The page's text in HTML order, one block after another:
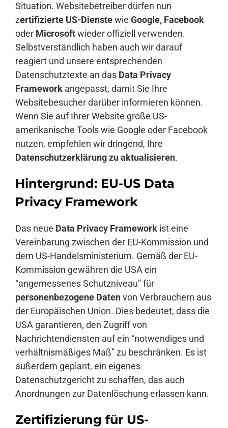
Situation. Websitebetreiber dürfen nun
zertifizierte US-Dienstewie Google, Facebook
oder Microsoftwieder offiziell verwenden.
Selbstverständlich haben auch wir darauf
reagiert und unsere entsprechenden
Datenschutztexte an das Data Privacy
Framework angepasst, damit Sie Ihre
Websitebesucher darüber informieren können.
Wenn Sie auf Ihrer Website große US-
amerikanische Tools wie Google oder Facebook
nutzen, empfehlen wir dringend, Ihre
Datenschutzerklärung zu aktualisieren.
Hintergrund: EU-US Data
Privacy Framework
Das neue Data Privacy Framework ist eine
Vereinbarung zwischen der EU-Kommission und
dem US-Handelsministerium. Gemäß der EU-
Kommission gewähren die USA ein
“angemessenes Schutzniveau” für
personenbezogene Datenvon Verbrauchern aus
der Europäischen Union. Dies bedeutet, dass die
USA garantieren, den Zugriff von
Nachrichtendiensten auf ein “notwendiges und
verhältnismäßiges Maß” zu beschränken. Es ist
außerdem geplant, ein eigenes
Datenschutzgericht zu schaffen, das auch
Anordnungen zur Datenlöschung erlassen kann.
Zertifizierung für US-